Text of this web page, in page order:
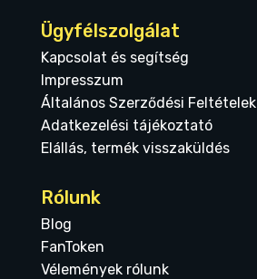
Ügyfélszolgálat
Kapcsolat és segítség
Impresszum
Általános Szerződési Feltételek
Adatkezelési tájékoztató
Elállás, termék visszaküldés
Rólunk
Blog
FanToken
Vélemények rólunk